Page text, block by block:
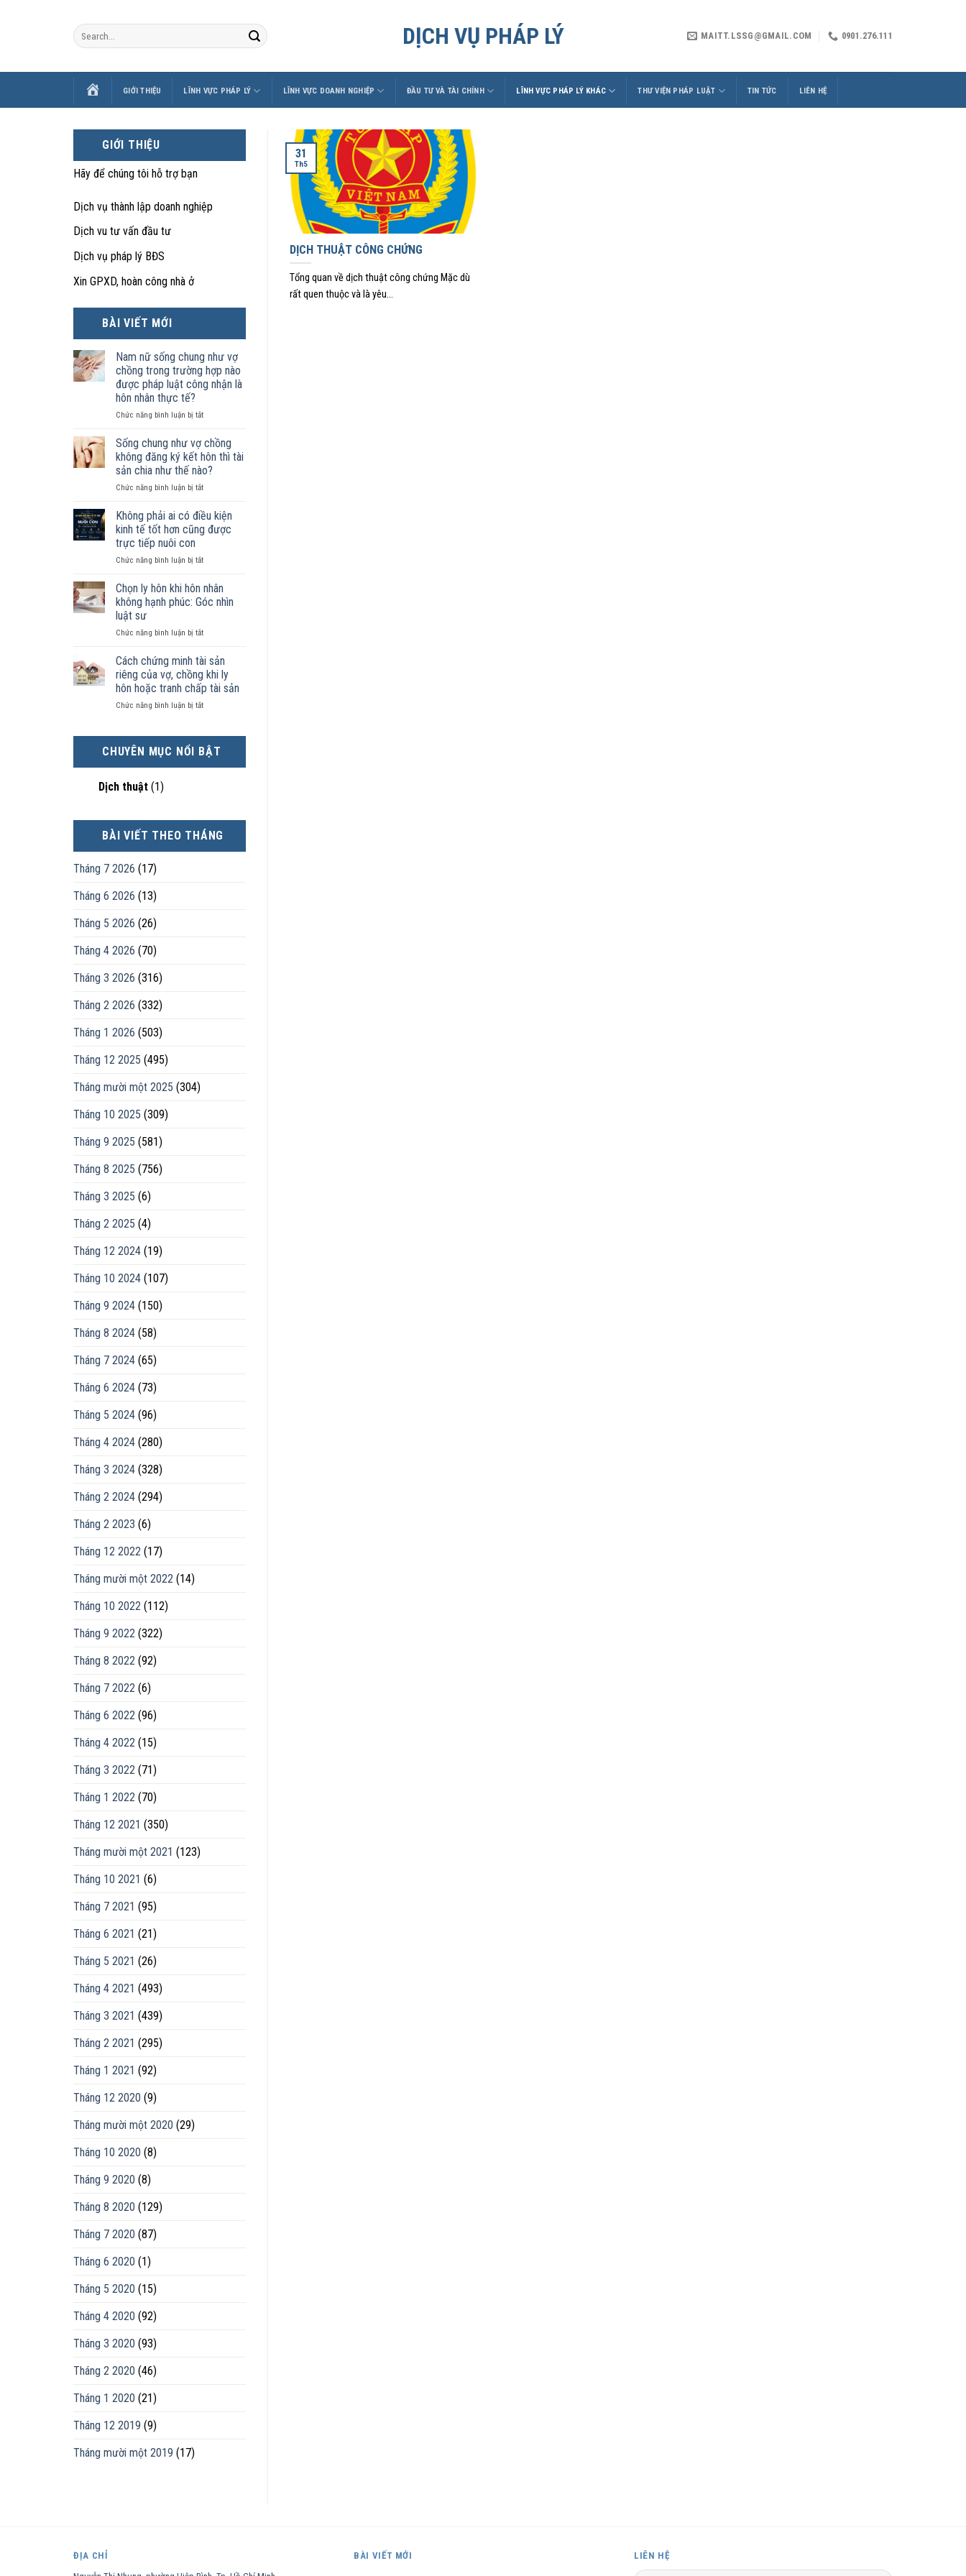
DỊCH VỤ PHÁP LÝ MAITT.LSSG@GMAIL.COM 0901.276.111
TRANGGIỚI THIỆU LĨNH VỰC PHÁP LÝ LĨNH VỰC DOANH NGHIỆP ĐẦU TƯ VÀ TÀI CHÍNH LĨNH VỰC PHÁP LÝ KHÁC THƯ VIỆN PHÁP LUẬT TIN TỨC LIÊN HỆ
GIỚI THIỆU
Hãy để chúng tôi hỗ trợ bạn
Dịch vụ thành lập doanh nghiệp
Dịch vu tư vấn đầu tư
Dịch vụ pháp lý BĐS
Xin GPXD, hoàn công nhà ở
BÀI VIẾT MỚI
Nam nữ sống chung như vợ
chồng trong trường hợp nào
được pháp luật công nhận là
hôn nhân thực tế?
Chức năng bình luận bị tắtở
nữ
sống
chung
như
vợ
trong
trường
hợp
được
luật
công
hôn
thực
tế?
Sống chung như vợ chồng
không đăng ký kết hôn thì tài
sản chia như thế nào?
Chức năng bình luận bị tắtở
chung
như
vợ
không
ký
kết
hôn
tài
chia
như
nào?
Không phải ai có điều kiện
kinh tế tốt hơn cũng được
trực tiếp nuôi con
Chức năng bình luận bị tắtở
phải
ai
có
kiện
tế
tốt
hơn
cũng
được
con
Chọn ly hôn khi hôn nhân
không hạnh phúc: Góc nhìn
luật sư
Chức năng bình luận bị tắtở
ly
hôn
khi
hôn
nhân
Góc
nhìn
Cách chứng minh tài sản
riêng của vợ, chồng khi ly
hôn hoặc tranh chấp tài sản
Chức năng bình luận bị tắtở
tài
ly
hôn
CHUYÊN MỤC NỔI BẬT
Dịch thuật (1)
BÀI VIẾT THEO THÁNG
Tháng 7 2026 (17)
Tháng 6 2026 (13)
Tháng 5 2026 (26)
Tháng 4 2026 (70)
Tháng 3 2026 (316)
Tháng 2 2026 (332)
Tháng 1 2026 (503)
Tháng 12 2025 (495)
Tháng mười một 2025 (304)
Tháng 10 2025 (309)
Tháng 9 2025 (581)
Tháng 8 2025 (756)
Tháng 3 2025 (6)
Tháng 2 2025 (4)
Tháng 12 2024 (19)
Tháng 10 2024 (107)
Tháng 9 2024 (150)
Tháng 8 2024 (58)
Tháng 7 2024 (65)
Tháng 6 2024 (73)
Tháng 5 2024 (96)
Tháng 4 2024 (280)
Tháng 3 2024 (328)
Tháng 2 2024 (294)
Tháng 2 2023 (6)
Tháng 12 2022 (17)
Tháng mười một 2022 (14)
Tháng 10 2022 (112)
Tháng 9 2022 (322)
Tháng 8 2022 (92)
Tháng 7 2022 (6)
Tháng 6 2022 (96)
Tháng 4 2022 (15)
Tháng 3 2022 (71)
Tháng 1 2022 (70)
Tháng 12 2021 (350)
Tháng mười một 2021 (123)
Tháng 10 2021 (6)
Tháng 7 2021 (95)
Tháng 6 2021 (21)
Tháng 5 2021 (26)
Tháng 4 2021 (493)
Tháng 3 2021 (439)
Tháng 2 2021 (295)
Tháng 1 2021 (92)
Tháng 12 2020 (9)
Tháng mười một 2020 (29)
Tháng 10 2020 (8)
Tháng 9 2020 (8)
Tháng 8 2020 (129)
Tháng 7 2020 (87)
Tháng 6 2020 (1)
Tháng 5 2020 (15)
Tháng 4 2020 (92)
Tháng 3 2020 (93)
Tháng 2 2020 (46)
Tháng 1 2020 (21)
Tháng 12 2019 (9)
Tháng mười một 2019 (17)
DỊCH THUẬT CÔNG CHỨNG
Tổng quan về dịch thuật công chứng Mặc dù
rất quen thuộc và là yêu...
31
Th5
ĐỊA CHỈ
BÀI VIẾT MỚI LIÊN HỆ